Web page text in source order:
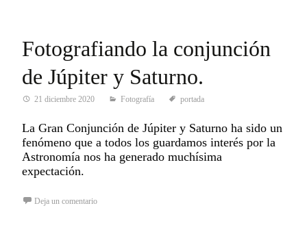
Fotografiando la conjunción
de Júpiter y Saturno.
21 diciembre 2020 Fotografía portada
La Gran Conjunción de Júpiter y Saturno ha sido un
fenómeno que a todos los guardamos interés por la
Astronomía nos ha generado muchísima
expectación.
Deja un comentario